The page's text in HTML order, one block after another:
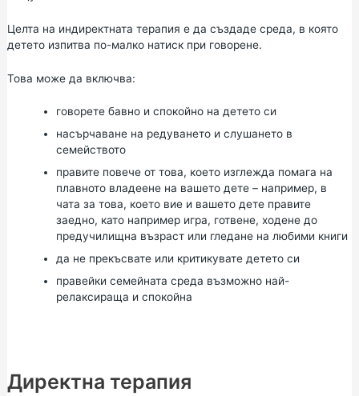
Целта на индиректната терапия е да създаде среда, в която
детето изпитва по-малко натиск при говорене.
Това може да включва:
говорете бавно и спокойно на детето си
насърчаване на редуването и слушането в
семейството
правите повече от това, което изглежда помага на
плавното владеене на вашето дете – например, в
чата за това, което вие и вашето дете правите
заедно, като например игра, готвене, ходене до
предучилищна възраст или гледане на любими книги
да не прекъсвате или критикувате детето си
правейки семейната среда възможно най-
релаксираща и спокойна
Директна терапия